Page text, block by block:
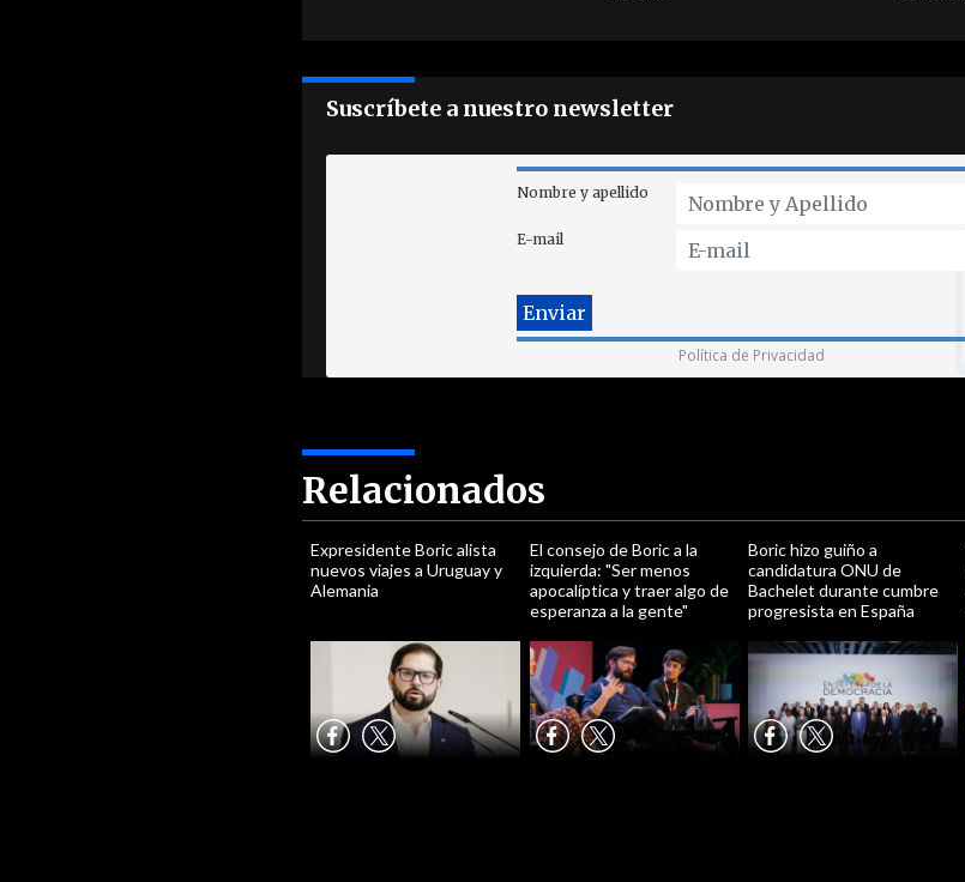
Suscríbete a nuestro newsletter
Nombre y apellido
E-mail
Política de Privacidad
Relacionados
Expresidente Boric alista
nuevos viajes a Uruguay y
Alemania
El consejo de Boric a la
izquierda: "Ser menos
apocalíptica y traer algo de
esperanza a la gente"
Boric hizo guiño a
candidatura ONU de
Bachelet durante cumbre
progresista en España